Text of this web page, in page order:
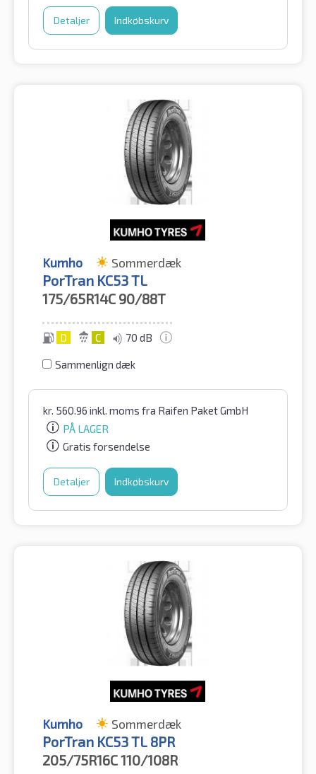
Detaljer Indkøbskurv
Kumho Sommerdæk
PorTran KC53 TL
175/65R14C 90/88T
D C 70 dB
Sammenlign dæk
kr. 560.96 inkl. moms fra Raifen Paket GmbH
PÅ LAGER
Gratis forsendelse
Detaljer Indkøbskurv
Kumho Sommerdæk
PorTran KC53 TL 8PR
205/75R16C110/108R